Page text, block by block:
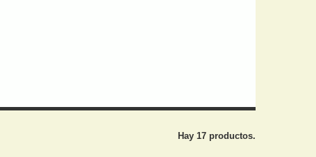
Hay 17 productos.